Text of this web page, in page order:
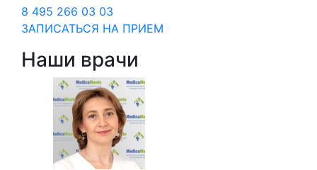
8 495 266 03 03
ЗАПИСАТЬСЯ НА ПРИЕМ
Наши врачи